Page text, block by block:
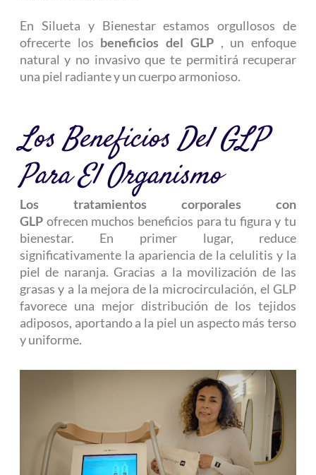
En Silueta y Bienestar estamos orgullosos de
ofrecerte los beneficios del GLP, un enfoque
natural y no invasivo que te permitirá recuperar
una piel radiante y un cuerpo armonioso.
Los Beneficios Del GLP
Para El Organismo
Los tratamientos corporales con
GLPofrecen muchos beneficios para tu figura y tu
bienestar. En primer lugar, reduce
significativamente la apariencia de la celulitis y la
piel de naranja. Gracias a la movilización de las
grasas y a la mejora de la microcirculación, el GLP
favorece una mejor distribución de los tejidos
adiposos, aportando a la piel un aspecto más terso
y uniforme.